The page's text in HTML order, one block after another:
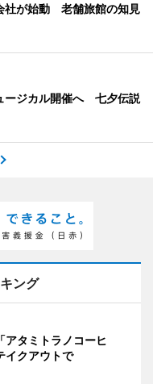
社が始動 老舗旅館の知見
ージカル開催へ 七夕伝説
ング
アタミトラノコーヒ
クアウトで